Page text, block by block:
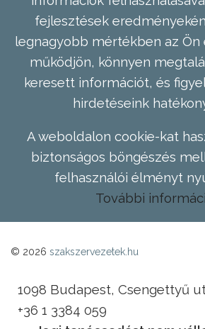
fejlesztések
legnagyobb mértékben az Ön
működjön, könnyen
keresett információt, és
hirdetéseink
A weboldalon cookie-kat
biztonságos böngészés
felhasználói élményt
További
© 2026 szakszervezetek.hu
1098 Budapest, Csengettyű
+36 1 3384 059